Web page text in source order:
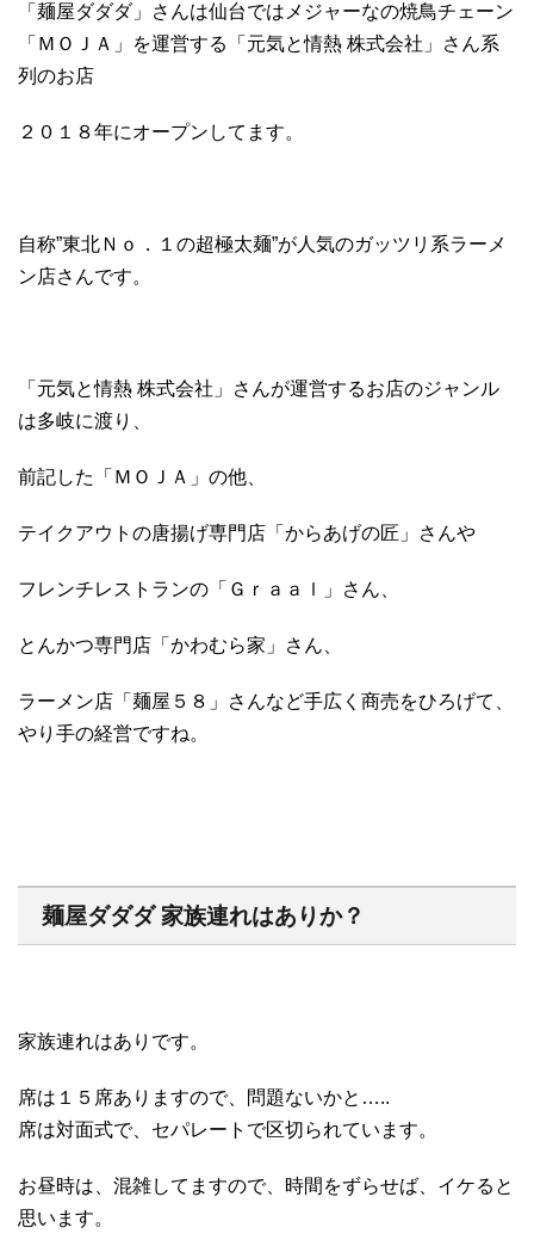
「麺屋ダダダ」さんは仙台ではメジャーなの焼鳥チェーン
「ＭＯＪＡ」を運営する「元気と情熱 株式会社」さん系
列のお店
２０１８年にオープンしてます。
自称”東北Ｎｏ．１の超極太麺”が人気のガッツリ系ラーメ
ン店さんです。
「元気と情熱 株式会社」さんが運営するお店のジャンル
は多岐に渡り、
前記した「ＭＯＪＡ」の他、
テイクアウトの唐揚げ専門店「からあげの匠」さんや
フレンチレストランの「Ｇｒａａｌ」さん、
とんかつ専門店「かわむら家」さん、
ラーメン店「麺屋５８」さんなど手広く商売をひろげて、
やり手の経営ですね。
麺屋ダダダ 家族連れはありか？
家族連れはありです。
席は１５席ありますので、問題ないかと…..
席は対面式で、セパレートで区切られています。
お昼時は、混雑してますので、時間をずらせば、イケると
思います。